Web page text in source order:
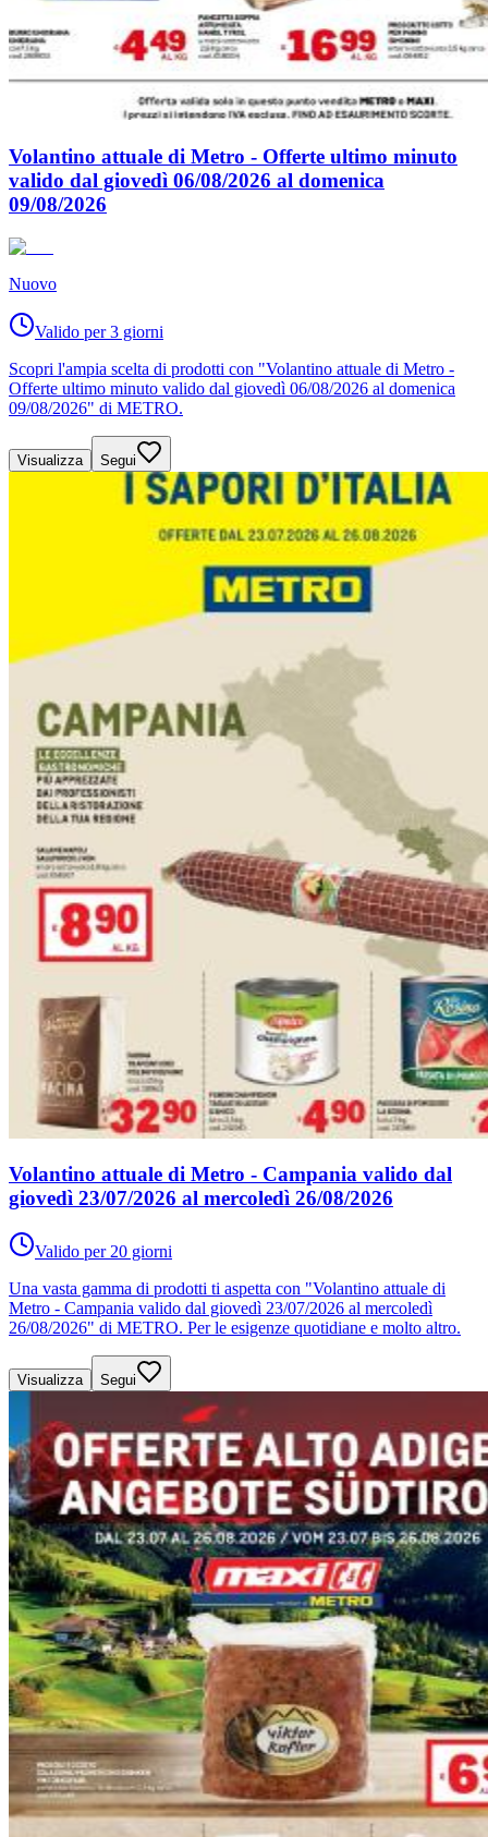
Volantino attuale di Metro - Offerte ultimo minuto
valido dal giovedì 06/08/2026 al domenica
09/08/2026
Nuovo
Valido per 3 giorni
Scopri l'ampia scelta di prodotti con "Volantino attuale di Metro -
Offerte ultimo minuto valido dal giovedì 06/08/2026 al domenica
09/08/2026" di METRO.
Visualizza Segui
Volantino attuale di Metro - Campania valido dal
giovedì 23/07/2026 al mercoledì 26/08/2026
Valido per 20 giorni
Una vasta gamma di prodotti ti aspetta con "Volantino attuale di
Metro - Campania valido dal giovedì 23/07/2026 al mercoledì
26/08/2026" di METRO. Per le esigenze quotidiane e molto altro.
Visualizza Segui